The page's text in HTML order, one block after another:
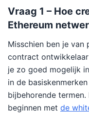
Vraag 1 – Hoe
Ethereum
Misschien ben je van
contract
je zo goed mogelijk
in de
bijbehorende
beginnen met de